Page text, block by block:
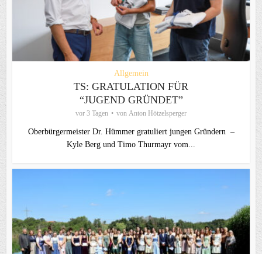
Allgemein
TS: GRATULATION FÜR
“JUGEND GRÜNDET”
vor 3 Tagen von Anton Hötzelsperger
Oberbürgermeister Dr. Hümmer gratuliert jungen Gründern –
Kyle Berg und Timo Thurmayr vom...